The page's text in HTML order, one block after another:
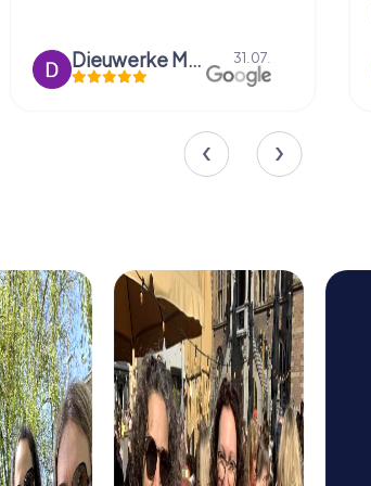
Dieuwerke Meerlo 31.07.